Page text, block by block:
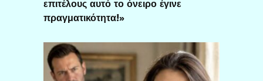
επιτέλους αυτό το όνειρο έγινε
πραγματικότητα!»